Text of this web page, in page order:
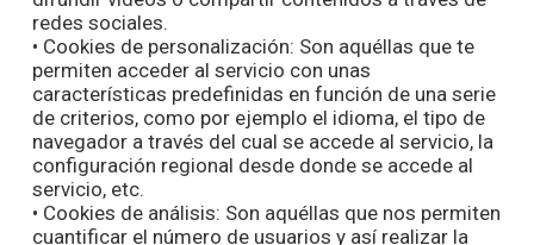
redes sociales.
• Cookies de personalización: Son aquéllas que te
permiten acceder al servicio con unas
características predefinidas en función de una serie
de criterios, como por ejemplo el idioma, el tipo de
navegador a través del cual se accede al servicio, la
configuración regional desde donde se accede al
servicio, etc.
• Cookies de análisis: Son aquéllas que nos permiten
cuantificar el número de usuarios y así realizar la